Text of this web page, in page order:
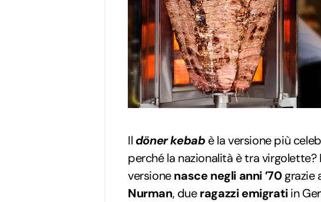
Il döner kebab è la versione più
perché la nazionalità è tra
versionenasce negli anni ’70grazie
Nurman, dueragazzi emigratiin